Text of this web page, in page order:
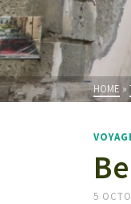
HOME »
5